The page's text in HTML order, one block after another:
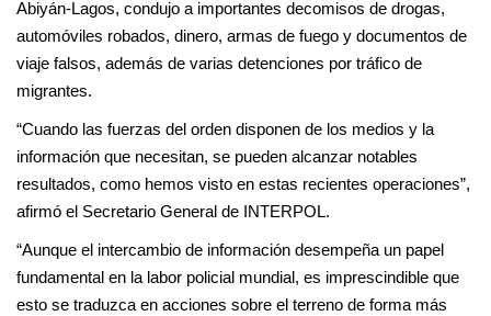
Abiyán-Lagos, condujo a importantes decomisos de drogas,
automóviles robados, dinero, armas de fuego y documentos de
viaje falsos, además de varias detenciones por tráfico de
migrantes.
“Cuando las fuerzas del orden disponen de los medios y la
información que necesitan, se pueden alcanzar notables
resultados, como hemos visto en estas recientes operaciones”,
afirmó el Secretario General de INTERPOL.
“Aunque el intercambio de información desempeña un papel
fundamental en la labor policial mundial, es imprescindible que
esto se traduzca en acciones sobre el terreno de forma más